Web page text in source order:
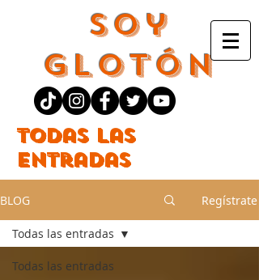
Soy
Glotón
Todas las
entradas
BLOG Regístrate
Todas las entradas
Todas las entradas